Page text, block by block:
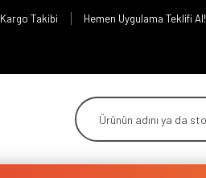
Kargo Takibi Hemen Uygulama Teklifi Al!